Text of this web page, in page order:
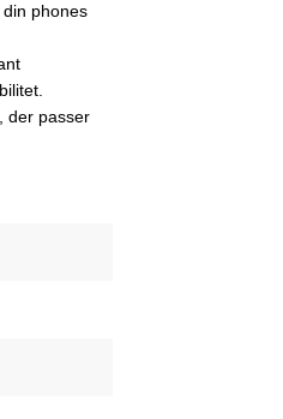
din phones
der passer